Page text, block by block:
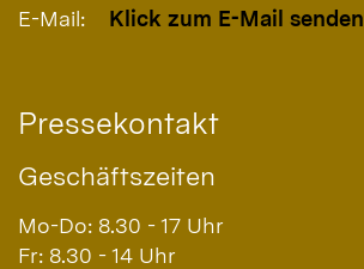
E-Mail:
Klick zum E-Mail senden
Pressekontakt
Geschäftszeiten
Mo-Do: 8.30 - 17 Uhr
Fr: 8.30 - 14 Uhr